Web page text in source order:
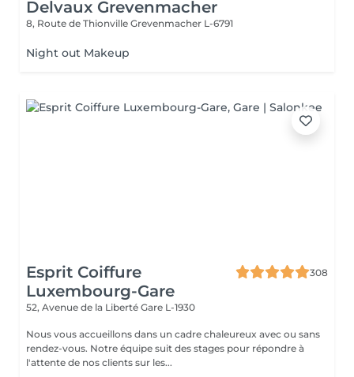
Delvaux Grevenmacher
8, Route de Thionville Grevenmacher L-6791
Night out Makeup
Esprit Coiffure
Luxembourg-Gare
308
52, Avenue de la Liberté Gare L-1930
Nous vous accueillons dans un cadre chaleureux avec ou sans
rendez-vous. Notre équipe suit des stages pour répondre à
l'attente de nos clients sur les...